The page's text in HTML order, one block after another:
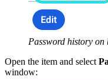
Password history on
Open the item and select
window: